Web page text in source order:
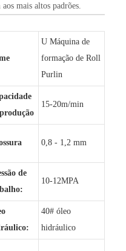
mais altos padrões.
U Máquina de
formação de Roll
Purlin
15-20m/min
0,8 - 1,2 mm
de
10-12MPA
40# óleo
hidráulico